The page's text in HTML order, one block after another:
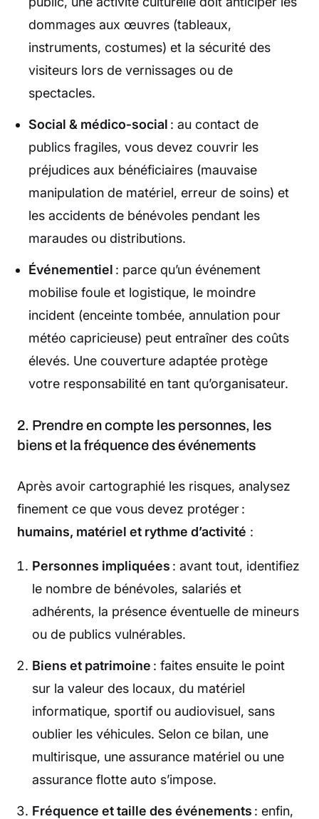
dommages aux œuvres (tableaux,
instruments, costumes) et la sécurité des
visiteurs lors de vernissages ou de
spectacles.
Social & médico‑social : au contact de
publics fragiles, vous devez couvrir les
préjudices aux bénéficiaires (mauvaise
manipulation de matériel, erreur de soins) et
les accidents de bénévoles pendant les
maraudes ou distributions.
Événementiel : parce qu’un événement
mobilise foule et logistique, le moindre
incident (enceinte tombée, annulation pour
météo capricieuse) peut entraîner des coûts
élevés. Une couverture adaptée protège
votre responsabilité en tant qu’organisateur.
2. Prendre en compte les personnes, les
biens et la fréquence des événements
Après avoir cartographié les risques, analysez
finement ce que vous devez protéger :
humains, matériel et rythme d’activité :
Personnes impliquées : avant tout, identifiez
le nombre de bénévoles, salariés et
adhérents, la présence éventuelle de mineurs
ou de publics vulnérables.
Biens et patrimoine : faites ensuite le point
sur la valeur des locaux, du matériel
informatique, sportif ou audiovisuel, sans
oublier les véhicules. Selon ce bilan, une
multirisque, une assurance matériel ou une
assurance flotte auto s’impose.
Fréquence et taille des événements : enfin,